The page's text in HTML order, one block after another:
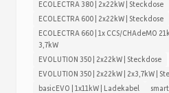
ECOLECTRA 380 | 2x22kW | Steckdose
ECOLECTRA 600 | 2x22kW | Steckdose
ECOLECTRA 660 | 1x CCS/CHAdeMO
3,7kW
EVOLUTION 350 | 2x22kW | Steckdose
EVOLUTION 350 | 2x22kW | 2x3,7kW |
basicEVO | 1x11kW | Ladekabel